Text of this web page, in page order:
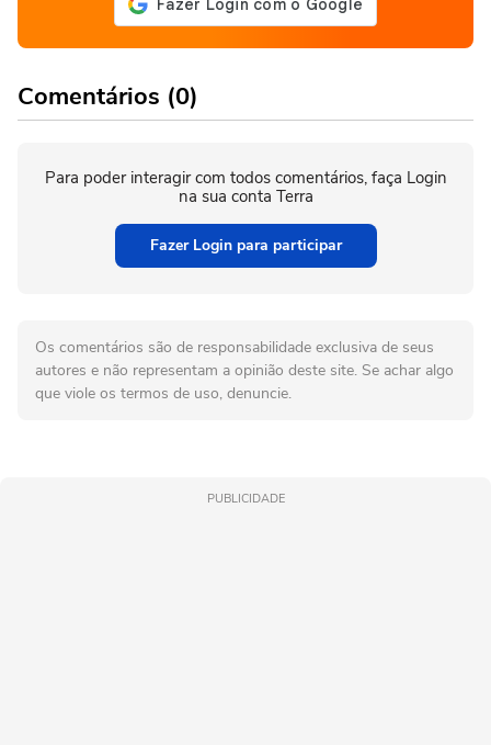
Comentários (0)
Para poder interagir com todos comentários, faça Login
na sua conta Terra
Fazer Login para participar
Os comentários são de responsabilidade exclusiva de seus
autores e não representam a opinião deste site. Se achar algo
que viole os termos de uso, denuncie.
PUBLICIDADE